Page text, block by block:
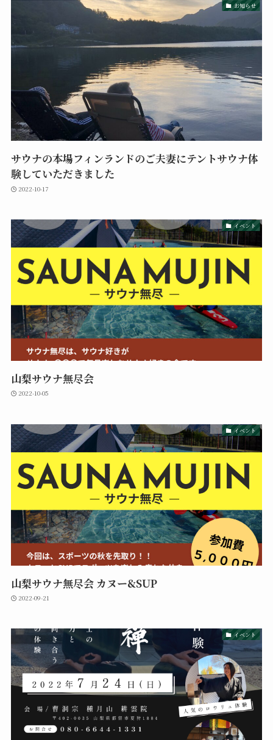
お知らせ
サウナの本場フィンランドのご夫妻にテントサウナ体
験していただきました
2022-10-17
イベント
山梨サウナ無尽会
2022-10-05
イベント
山梨サウナ無尽会 カヌー&SUP
2022-09-21
イベント